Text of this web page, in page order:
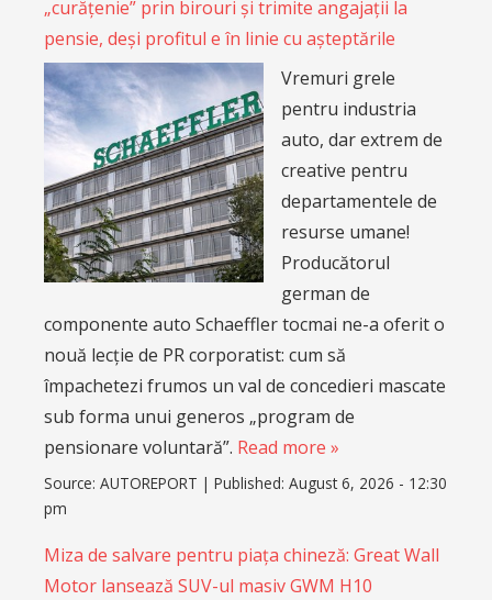
„curățenie” prin birouri și trimite angajații la
pensie, deși profitul e în linie cu așteptările
Vremuri grele
pentru industria
auto, dar extrem de
creative pentru
departamentele de
resurse umane!
Producătorul
german de
componente auto Schaeffler tocmai ne-a oferit o
nouă lecție de PR corporatist: cum să
împachetezi frumos un val de concedieri mascate
sub forma unui generos „program de
pensionare voluntară”. Read more »
Source: AUTOREPORT | Published: August 6, 2026 - 12:30
pm
Miza de salvare pentru piața chineză: Great Wall
Motor lansează SUV-ul masiv GWM H10